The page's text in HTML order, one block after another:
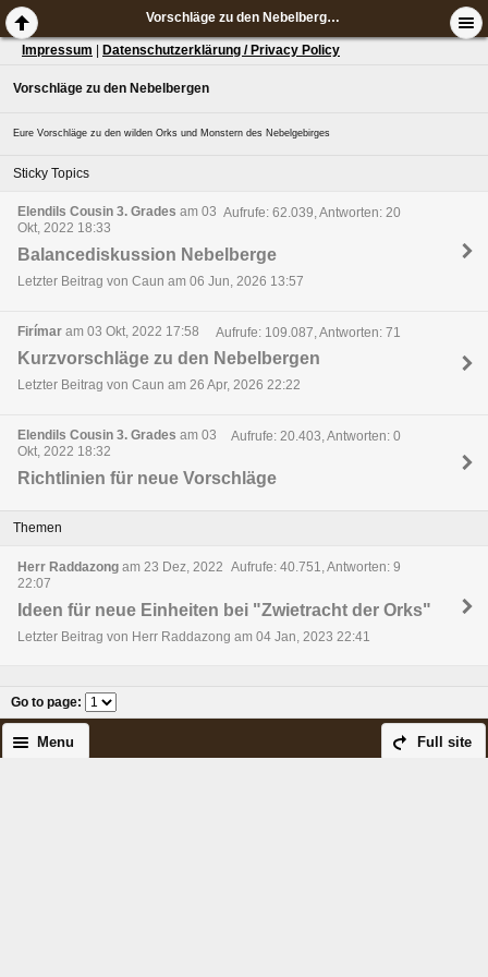
Vorschläge zu den Nebelbergen
Impressum Datenschutzerklärung / Privacy Policy
Vorschläge zu den Nebelbergen
Eure Vorschläge zu den wilden Orks und Monstern des Nebelgebirges
Sticky Topics
Elendils Cousin 3. Grades am 03
Okt, 2022 18:33
Aufrufe: 62.039, Antworten: 20
Balancediskussion Nebelberge
Letzter Beitrag von Caun am 06 Jun, 2026 13:57
Firímar am 03 Okt, 2022 17:58 Aufrufe: 109.087, Antworten: 71
Kurzvorschläge zu den Nebelbergen
Letzter Beitrag von Caun am 26 Apr, 2026 22:22
Elendils Cousin 3. Grades am 03
Okt, 2022 18:32
Aufrufe: 20.403, Antworten: 0
Richtlinien für neue Vorschläge
Themen
Herr Raddazong am 23 Dez, 2022
22:07
Aufrufe: 40.751, Antworten: 9
Ideen für neue Einheiten bei "Zwietracht der Orks"
Letzter Beitrag von Herr Raddazong am 04 Jan, 2023 22:41
Go to page:
Full site
Menu